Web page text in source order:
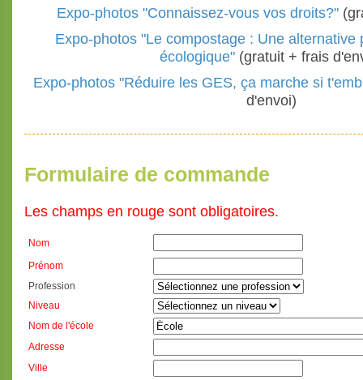
Expo-photos "Connaissez-vous vos droits?"
Expo-photos "Le compostage : Une alternative
écologique" (gratuit + frais
Expo-photos "Réduire les GES, ça marche si
d'envoi)
Formulaire de commande
Les champs en rouge sont obligatoires.
Nom
Prénom
Profession
Niveau
Nom de l'école
Adresse
Ville